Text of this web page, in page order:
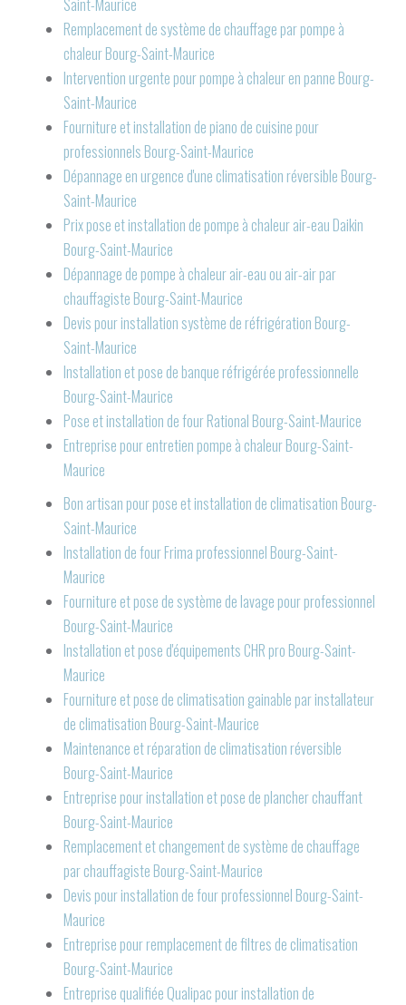
Saint-Maurice
Remplacement de système de chauffage par pompe à
chaleur Bourg-Saint-Maurice
Intervention urgente pour pompe à chaleur en panne Bourg-
Saint-Maurice
Fourniture et installation de piano de cuisine pour
professionnels Bourg-Saint-Maurice
Dépannage en urgence d'une climatisation réversible Bourg-
Saint-Maurice
Prix pose et installation de pompe à chaleur air-eau Daikin
Bourg-Saint-Maurice
Dépannage de pompe à chaleur air-eau ou air-air par
chauffagiste Bourg-Saint-Maurice
Devis pour installation système de réfrigération Bourg-
Saint-Maurice
Installation et pose de banque réfrigérée professionnelle
Bourg-Saint-Maurice
Pose et installation de four Rational Bourg-Saint-Maurice
Entreprise pour entretien pompe à chaleur Bourg-Saint-
Maurice
Bon artisan pour pose et installation de climatisation Bourg-
Saint-Maurice
Installation de four Frima professionnel Bourg-Saint-
Maurice
Fourniture et pose de système de lavage pour professionnel
Bourg-Saint-Maurice
Installation et pose d'équipements CHR pro Bourg-Saint-
Maurice
Fourniture et pose de climatisation gainable par installateur
de climatisation Bourg-Saint-Maurice
Maintenance et réparation de climatisation réversible
Bourg-Saint-Maurice
Entreprise pour installation et pose de plancher chauffant
Bourg-Saint-Maurice
Remplacement et changement de système de chauffage
par chauffagiste Bourg-Saint-Maurice
Devis pour installation de four professionnel Bourg-Saint-
Maurice
Entreprise pour remplacement de filtres de climatisation
Bourg-Saint-Maurice
Entreprise qualifiée Qualipac pour installation de